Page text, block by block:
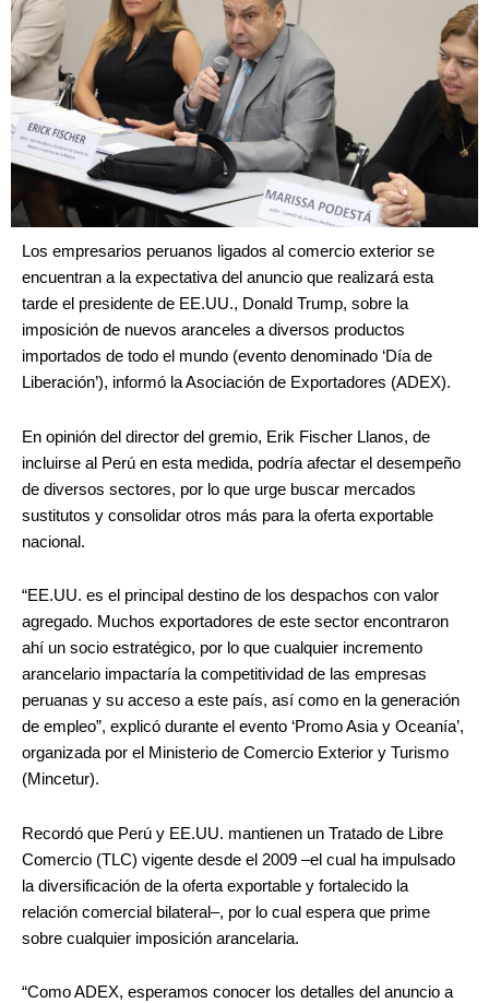
Los empresarios peruanos ligados al comercio exterior se
encuentran a la expectativa del anuncio que realizará esta
tarde el presidente de EE.UU., Donald Trump, sobre la
imposición de nuevos aranceles a diversos productos
importados de todo el mundo (evento denominado ‘Día de
Liberación’), informó la Asociación de Exportadores (ADEX).
En opinión del director del gremio, Erik Fischer Llanos, de
incluirse al Perú en esta medida, podría afectar el desempeño
de diversos sectores, por lo que urge buscar mercados
sustitutos y consolidar otros más para la oferta exportable
nacional.
“EE.UU. es el principal destino de los despachos con valor
agregado. Muchos exportadores de este sector encontraron
ahí un socio estratégico, por lo que cualquier incremento
arancelario impactaría la competitividad de las empresas
peruanas y su acceso a este país, así como en la generación
de empleo”, explicó durante el evento ‘Promo Asia y Oceanía’,
organizada por el Ministerio de Comercio Exterior y Turismo
(Mincetur).
Recordó que Perú y EE.UU. mantienen un Tratado de Libre
Comercio (TLC) vigente desde el 2009 –el cual ha impulsado
la diversificación de la oferta exportable y fortalecido la
relación comercial bilateral–, por lo cual espera que prime
sobre cualquier imposición arancelaria.
“Como ADEX, esperamos conocer los detalles del anuncio a